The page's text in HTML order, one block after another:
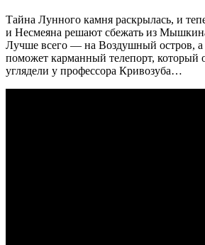
Тайна Лунного камня раскрылась, и
и Несмеяна решают сбежать из
Лучше всего — на Воздушный остров, а
поможет карманный телепорт, который
углядели у профессора Кривозуба…